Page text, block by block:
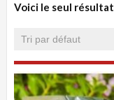
Voici le seul résultat